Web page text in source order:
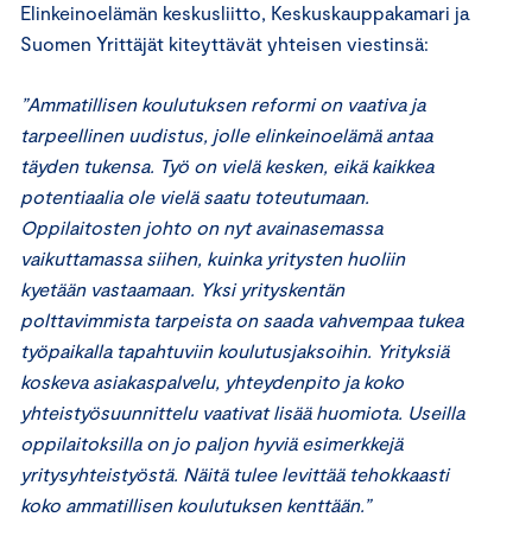
Elinkeinoelämän keskusliitto, Keskuskauppakamari ja
Suomen Yrittäjät kiteyttävät yhteisen viestinsä:
”Ammatillisen koulutuksen reformi on vaativa ja
tarpeellinen uudistus, jolle elinkeinoelämä antaa
täyden tukensa. Työ on vielä kesken, eikä kaikkea
potentiaalia ole vielä saatu toteutumaan.
Oppilaitosten johto on nyt avainasemassa
vaikuttamassa siihen, kuinka yritysten huoliin
kyetään vastaamaan. Yksi yrityskentän
polttavimmista tarpeista on saada vahvempaa tukea
työpaikalla tapahtuviin koulutusjaksoihin. Yrityksiä
koskeva asiakaspalvelu, yhteydenpito ja koko
yhteistyösuunnittelu vaativat lisää huomiota. Useilla
oppilaitoksilla on jo paljon hyviä esimerkkejä
yritysyhteistyöstä. Näitä tulee levittää tehokkaasti
koko ammatillisen koulutuksen kenttään.”